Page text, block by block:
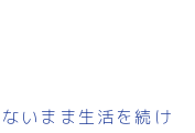
いまま生活を続け